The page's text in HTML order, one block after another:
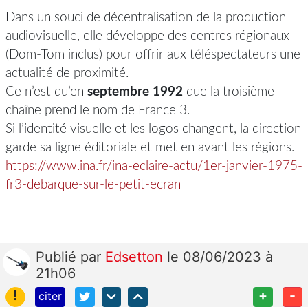
Dans un souci de décentralisation de la production
audiovisuelle, elle développe des centres régionaux
(Dom-Tom inclus) pour offrir aux téléspectateurs une
actualité de proximité.
Ce n’est qu’en septembre 1992 que la troisième
chaîne prend le nom de France 3.
Si l’identité visuelle et les logos changent, la direction
garde sa ligne éditoriale et met en avant les régions.
https://www.ina.fr/ina-eclaire-actu/1er-janvier-1975-
fr3-debarque-sur-le-petit-ecran
Publié par Edsetton le 08/06/2023 à
21h06
!
citer + -